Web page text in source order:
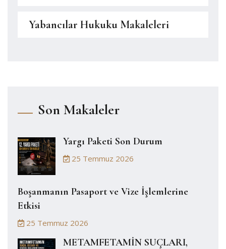
Yabancılar Hukuku Makaleleri
Son Makaleler
Yargı Paketi Son Durum
25 Temmuz 2026
Boşanmanın Pasaport ve Vize İşlemlerine
Etkisi
25 Temmuz 2026
METAMFETAMİN SUÇLARI,